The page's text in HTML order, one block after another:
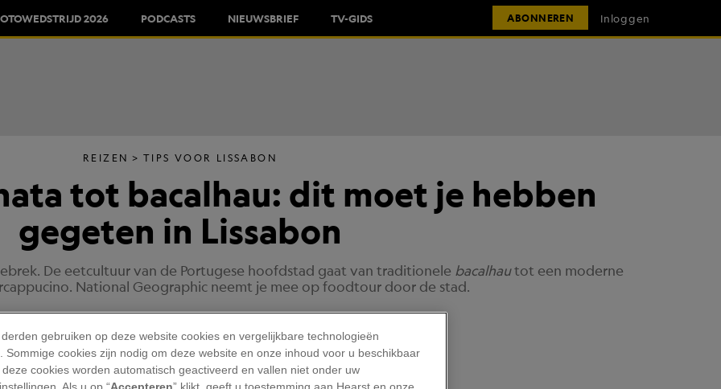
2026 PODCASTS NIEUWSBRIEF TV-GIDS ABONNEREN Inloggen
REIZEN TIPS VOOR LISSABON
tot bacalhau: dit moet je hebben
gegeten in Lissabon
De eetcultuur van de Portugese hoofdstad gaat van traditionele bacalhautot een moderne
National Geographic neemt je mee op foodtour door de stad.
gebruiken op deze website cookies en vergelijkbare technologieën
Sommige cookies zijn nodig om deze website en onze inhoud voor u beschikbaar
cookies worden automatisch geactiveerd en vallen niet onder uw
Als u op “Accepteren” klikt, geeft u toestemming aan Hearst en onze